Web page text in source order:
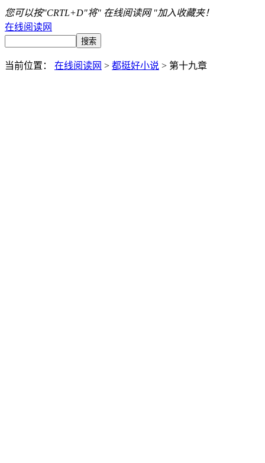
您可以按"CRTL+D"将" 在线阅读网 "加入收藏夹！
在线阅读网
当前位置： 在线阅读网 > 都挺好小说 > 第十九章